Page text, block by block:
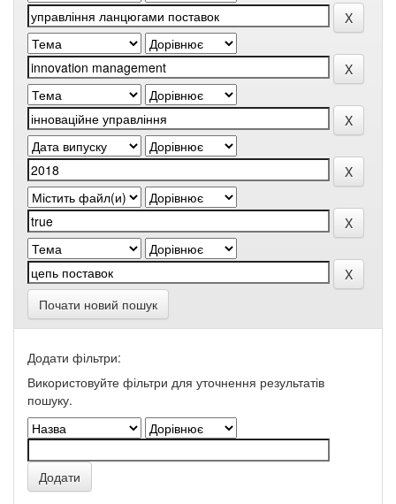
Почати новий пошук
Додати фільтри:
Використовуйте фільтри для уточнення результатів
пошуку.